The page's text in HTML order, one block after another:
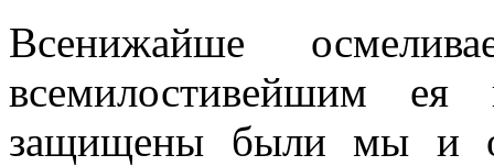
Всенижайше
всемилостивейшим ея
защищены были мы и